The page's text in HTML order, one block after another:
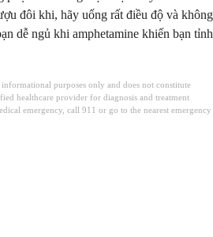
đôi khi, hãy uống rất điều độ và không
dễ ngủ khi amphetamine khiến bạn tỉnh
purposes only and does not constitute
healthcare provider for diagnosis and treatment
emergency, call 911 or go to the nearest emergency